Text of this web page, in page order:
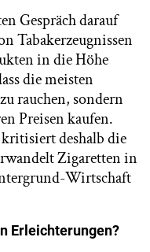
Gespräch darauf
Tabakerzeugnissen
in die Höhe
die meisten
rauchen, sondern
Preisen kaufen.
deshalb die
Zigaretten in
Wirtschaft
Erleichterungen?